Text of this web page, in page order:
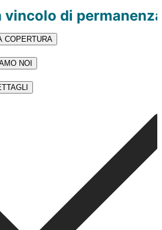
vincolo di
COPERTURA
NOI